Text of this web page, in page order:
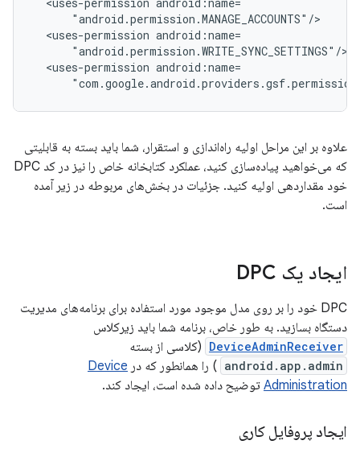
<uses-permission
<uses-permission
علاوه بر این مراحل اولیه راه‌اندازی و استقرار، شما باید بسته به قابلیتی
که می‌خواهید پیاده‌سازی کنید، عملکرد کتابخانه خاص را نیز در کد DPC
خود مقداردهی اولیه کنید. جزئیات در بخش‌های مربوطه در زیر آمده
است.
ایجاد یک DPC
DPC خود را بر روی مدل موجود مورد استفاده برای برنامه‌های مدیریت
دستگاه بسازید. به طور خاص، برنامه شما باید زیرکلاس
DeviceAdminReceiver (کلاسی از بسته
android.app.admin ) را همانطور که در Device
Administration توضیح داده شده است، ایجاد کند.
ایجاد پروفایل کاری